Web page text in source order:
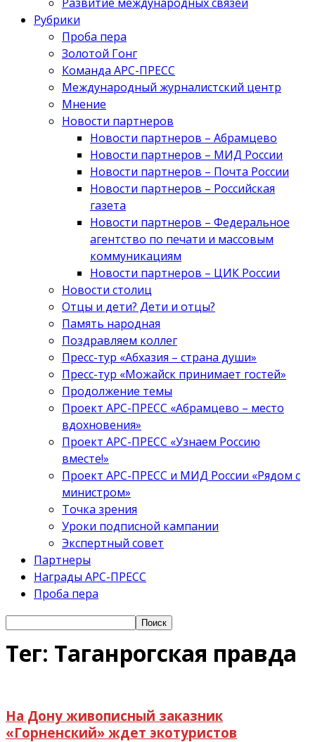
Рубрики
Проба пера
Золотой Гонг
Команда АРС-ПРЕСС
Международный журналистский центр
Мнение
Новости партнеров
Новости партнеров – Абрамцево
Новости партнеров – МИД России
Новости партнеров – Почта России
Новости партнеров – Российская
газета
Новости партнеров – Федеральное
агентство по печати и массовым
коммуникациям
Новости партнеров – ЦИК России
Новости столиц
Отцы и дети? Дети и отцы?
Память народная
Поздравляем коллег
Пресс-тур «Абхазия – страна души»
Пресс-тур «Можайск принимает гостей»
Продолжение темы
Проект АРС-ПРЕСС «Абрамцево – место
вдохновения»
Проект АРС-ПРЕСС «Узнаем Россию
вместе!»
Проект АРС-ПРЕСС и МИД России «Рядом с
министром»
Точка зрения
Уроки подписной кампании
Экспертный совет
Партнеры
Награды АРС-ПРЕСС
Проба пера
Тег: Таганрогская правда
На Дону живописный заказник
«Горненский» ждет экотуристов